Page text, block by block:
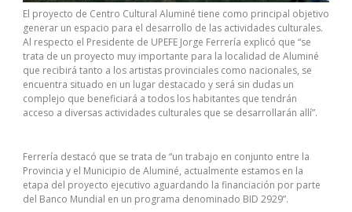
El proyecto de Centro Cultural Aluminé tiene como principal objetivo
generar un espacio para el desarrollo de las actividades culturales.
Al respecto el Presidente de UPEFE Jorge Ferrería explicó que “se
trata de un proyecto muy importante para la localidad de Aluminé
que recibirá tanto a los artistas provinciales como nacionales, se
encuentra situado en un lugar destacado y será sin dudas un
complejo que beneficiará a todos los habitantes que tendrán
acceso a diversas actividades culturales que se desarrollarán allí”.
Ferrería destacó que se trata de “un trabajo en conjunto entre la
Provincia y el Municipio de Aluminé, actualmente estamos en la
etapa del proyecto ejecutivo aguardando la financiación por parte
del Banco Mundial en un programa denominado BID 2929”.